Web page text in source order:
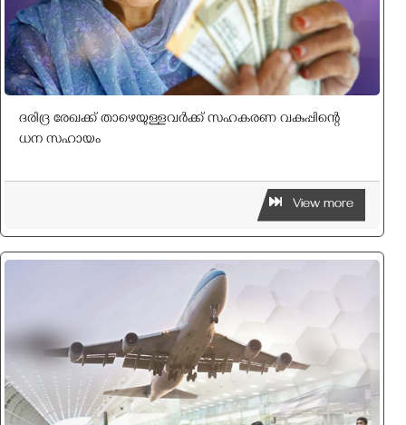
ദരിദ്ര രേഖക്ക് താഴെയുള്ളവർക്ക് സഹകരണ വകുപ്പിന്റെ
ധന സഹായം
View more